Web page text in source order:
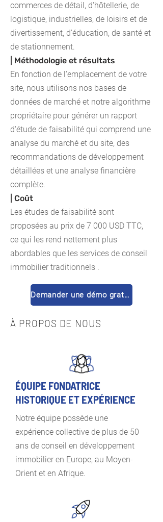
commerces de détail, d'hôtellerie, de
logistique, industrielles, de loisirs et de
divertissement, d'éducation, de santé et
de stationnement.
| Méthodologie et résultats
En fonction de l'emplacement de votre
site, nous utilisons nos bases de
données de marché et notre algorithme
propriétaire pour générer un rapport
d'étude de faisabilité qui comprend une
analyse du marché et du site, des
recommandations de développement
détaillées et une analyse financière
complète.
| Coût
Les études de faisabilité sont
proposées au prix de 7 000 USD TTC,
ce qui les rend nettement plus
abordables que les services de conseil
immobilier traditionnels .
Demander une démo gratuite
À PROPOS DE NOUS
ÉQUIPE FONDATRICE
HISTORIQUE ET EXPÉRIENCE
Notre équipe possède une
expérience collective de plus de 50
ans de conseil en développement
immobilier en Europe, au Moyen-
Orient et en Afrique.